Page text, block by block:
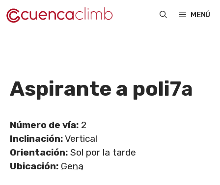
Saltar
al
MENÚ
Aspirante a poli7a
Número de vía: 2
Inclinación:Vertical
Orientación: Sol por la tarde
Ubicación: Gena